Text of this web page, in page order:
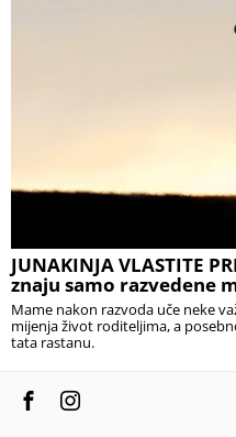
JUNAKINJA VLASTITE
znaju samo razvedene
Mame nakon razvoda uče neke
mijenja život roditeljima, a
tata rastanu.